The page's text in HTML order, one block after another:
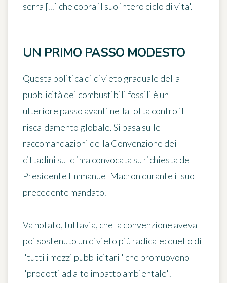
serra [...] che copra il suo intero ciclo di vita'.
UN PRIMO PASSO MODESTO
Questa politica di divieto graduale della
pubblicità dei combustibili fossili è un
ulteriore passo avanti nella lotta contro il
riscaldamento globale. Si basa sulle
raccomandazioni della Convenzione dei
cittadini sul clima convocata su richiesta del
Presidente Emmanuel Macron durante il suo
precedente mandato.
Va notato, tuttavia, che la convenzione aveva
poi sostenuto un divieto più radicale: quello di
"tutti i mezzi pubblicitari" che promuovono
"prodotti ad alto impatto ambientale".